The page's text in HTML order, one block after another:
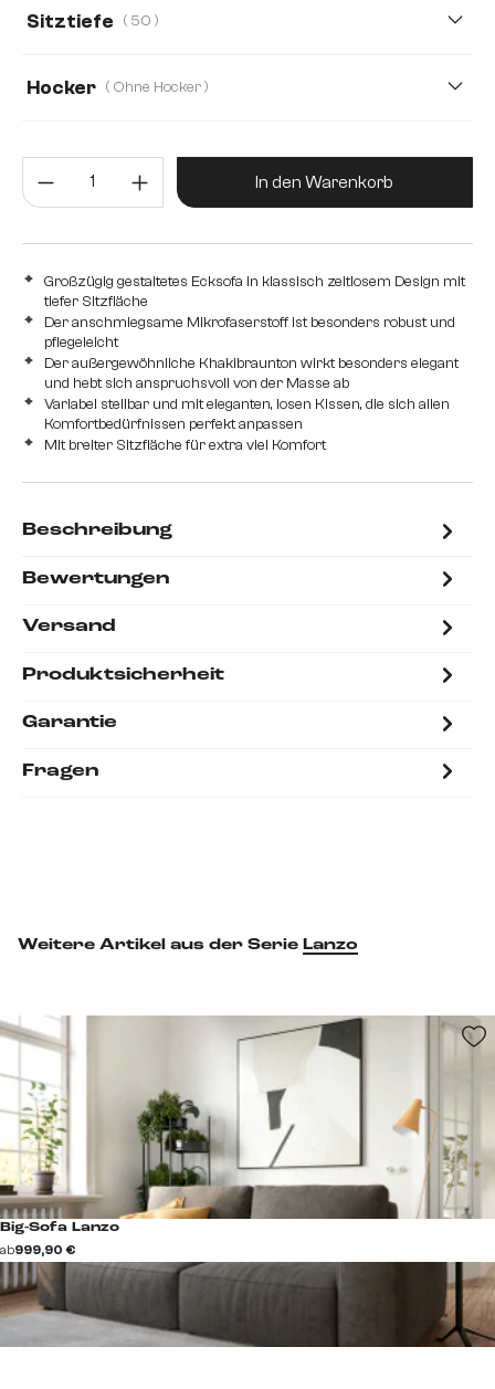
Sitztiefe ( 50 )
Hocker ( Ohne Hocker )
Produkt Anzahl: Gib den
In den Warenkorb
Großzügig gestaltetes Ecksofa in klassisch zeitlosem Design mit
tiefer Sitzfläche
Der anschmiegsame Mikrofaserstoff ist besonders robust und
pflegeleicht
Der außergewöhnliche Khakibraunton wirkt besonders elegant
und hebt sich anspruchsvoll von der Masse ab
Variabel stellbar und mit eleganten, losen Kissen, die sich allen
Komfortbedürfnissen perfekt anpassen
Mit breiter Sitzfläche für extra viel Komfort
Beschreibung
Bewertungen
Versand
Produktsicherheit
Garantie
Fragen
Weitere Artikel aus der Serie Lanzo
Big-Sofa Lanzo
ab999,90 €